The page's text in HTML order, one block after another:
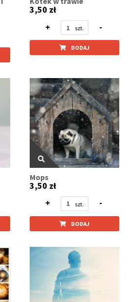
3,50 zł
+
-
DODAJ
Mops
3,50 zł
+
-
DODAJ